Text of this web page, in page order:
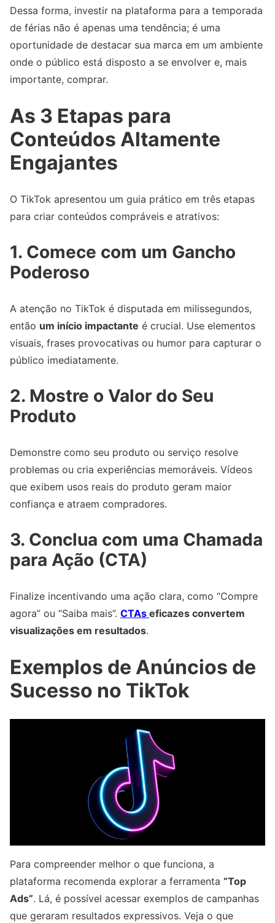
Dessa forma, investir na plataforma para a temporada
de férias não é apenas uma tendência; é uma
oportunidade de destacar sua marca em um ambiente
onde o público está disposto a se envolver e, mais
importante, comprar.
As 3 Etapas para
Conteúdos Altamente
Engajantes
O TikTok apresentou um guia prático em três etapas
para criar conteúdos compráveis e atrativos:
1. Comece com um Gancho
Poderoso
A atenção no TikTok é disputada em milissegundos,
então um início impactante é crucial. Use elementos
visuais, frases provocativas ou humor para capturar o
público imediatamente.
2. Mostre o Valor do Seu
Produto
Demonstre como seu produto ou serviço resolve
problemas ou cria experiências memoráveis. Vídeos
que exibem usos reais do produto geram maior
confiança e atraem compradores.
3. Conclua com uma Chamada
para Ação (CTA)
Finalize incentivando uma ação clara, como “Compre
agora” ou “Saiba mais”. CTAs eficazes convertem
visualizações em resultados.
Exemplos de Anúncios de
Sucesso no TikTok
Para compreender melhor o que funciona, a
plataforma recomenda explorar a ferramenta “Top
Ads”. Lá, é possível acessar exemplos de campanhas
que geraram resultados expressivos. Veja o que